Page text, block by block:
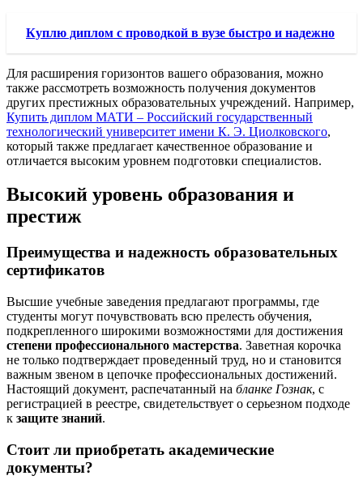
Куплю диплом с проводкой в вузе быстро и надежно
Для расширения горизонтов вашего образования, можно
также рассмотреть возможность получения документов
других престижных образовательных учреждений. Например,
Купить диплом МАТИ – Российский государственный
технологический университет имени К. Э. Циолковского,
который также предлагает качественное образование и
отличается высоким уровнем подготовки специалистов.
Высокий уровень образования и
престиж
Преимущества и надежность образовательных
сертификатов
Высшие учебные заведения предлагают программы, где
студенты могут почувствовать всю прелесть обучения,
подкрепленного широкими возможностями для достижения
степени профессионального мастерства. Заветная корочка
не только подтверждает проведенный труд, но и становится
важным звеном в цепочке профессиональных достижений.
Настоящий документ, распечатанный на бланке Гознак, с
регистрацией в реестре, свидетельствует о серьезном подходе
к защите знаний.
Стоит ли приобретать академические
документы?